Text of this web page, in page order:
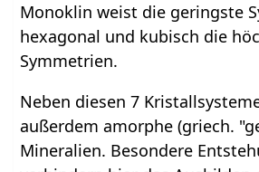
Monoklin weist die geringste
hexagonal und kubisch die
Symmetrien.
Neben diesen 7
außerdem amorphe (griech.
Mineralien. Besondere